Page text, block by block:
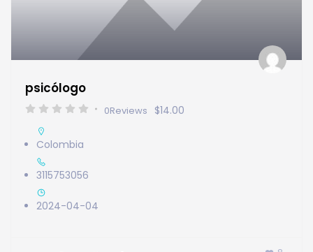
psicólogo
0Reviews $14.00
Colombia
3115753056
2024-04-04